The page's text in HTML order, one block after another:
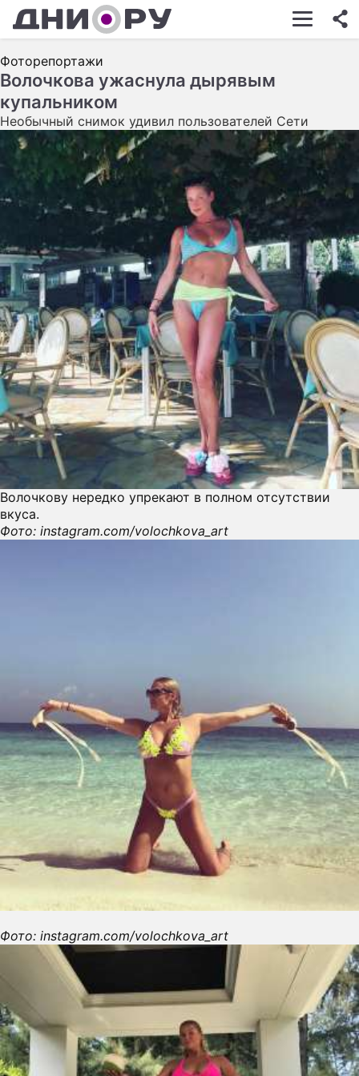
ШОУ-БИЗНЕС
НЕДВИЖИМОСТЬ
ЗДОРОВЬЕ
ЭКОНОМИКА
ПРОИСШЕСТВИЯ
СОННИК
СТИЛЬ ЖИЗНИ
СЕРИАЛЫ
ИГРЫ
ПРЕСС-РЕЛИЗЫ
О ПРОЕКТЕ
Фоторепортажи
Волочкова ужаснула дырявым
купальником
Необычный снимок удивил пользователей Сети
Волочкову нередко упрекают в полном отсутствии
вкуса.
Фото: instagram.com/volochkova_art
Фото: instagram.com/volochkova_art